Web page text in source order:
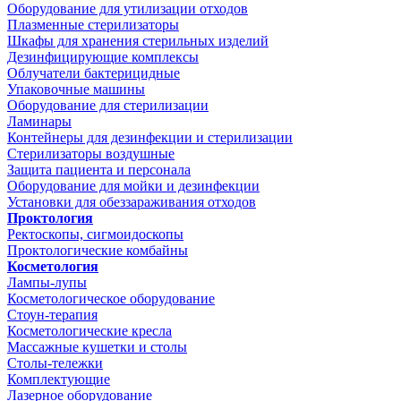
Оборудование для утилизации отходов
Плазменные стерилизаторы
Шкафы для хранения стерильных изделий
Дезинфицирующие комплексы
Облучатели бактерицидные
Упаковочные машины
Оборудование для стерилизации
Ламинары
Контейнеры для дезинфекции и стерилизации
Стерилизаторы воздушные
Защита пациента и персонала
Оборудование для мойки и дезинфекции
Установки для обеззараживания отходов
Проктология
Ректоскопы, сигмоидоскопы
Проктологические комбайны
Косметология
Лампы-лупы
Косметологическое оборудование
Стоун-терапия
Косметологические кресла
Массажные кушетки и столы
Столы-тележки
Комплектующие
Лазерное оборудование